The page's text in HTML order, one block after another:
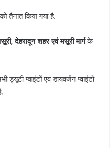
तैनात किया गया है.
देहरादून शहर एवं मसूरी मार्गके
प्वाइंटों एवं डायवर्जन प्वाइंटों